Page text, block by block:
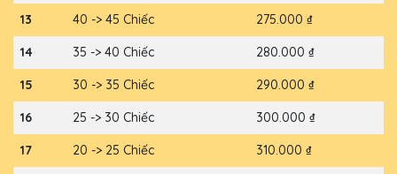
13 40 -> 45 Chiếc 275.000 ₫
14 35 -> 40 Chiếc 280.000 ₫
15 30 -> 35 Chiếc 290.000 ₫
16 25 -> 30 Chiếc 300.000 ₫
17 20 -> 25 Chiếc 310.000 ₫